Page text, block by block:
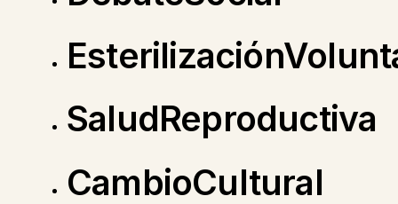
SaludReproductiva
CambioCultural